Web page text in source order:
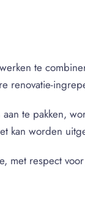
te
renovatie-
te pakken,
kan worden
met respect